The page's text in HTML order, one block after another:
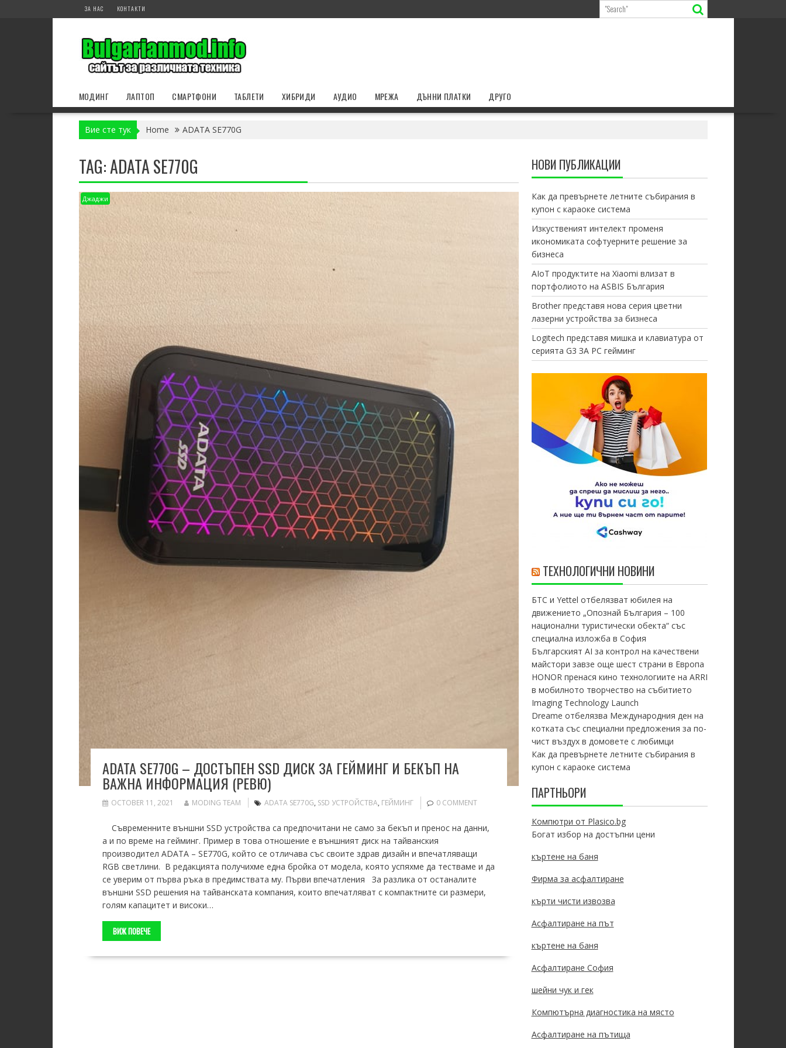
ЗА НАС КОНТАКТИ
МОДИНГ ЛАПТОП СМАРТФОНИ ТАБЛЕТИ ХИБРИДИ АУДИО МРЕЖА ДЪННИ ПЛАТКИ ДРУГО
Вие сте тук Home ADATA SE770G
TAG:ADATA SE770G
Джаджи
ADATA SE770G – ДОСТЪПЕН SSD ДИСК ЗА ГЕЙМИНГ И БЕКЪП НА
ВАЖНА ИНФОРМАЦИЯ (РЕВЮ)
OCTOBER 11, 2021 MODING TEAM ADATA SE770G, SSD УСТРОЙСТВА, ГЕЙМИНГ 0 COMMENT
Съвременните външни SSD устройства са предпочитани нe само за бекъп и пренос на данни,
а и по време на гейминг. Пример в това отношение е външният диск на тайванския
производител ADATA – SE770G, който се отличава със своите здрав дизайн и впечатляващи
RGB светлини. В редакцията получихме една бройка от модела, която успяхме да тестваме и да
се уверим от първа ръка в предимствата му. Първи впечатления За разлика от останалите
външни SSD решения на тайванската компания, които впечатляват с компактните си размери,
голям капацитет и високи…
ВИЖ ПОВЕЧЕ
НОВИ ПУБЛИКАЦИИ
Как да превърнете летните събирания в
купон с караоке система
Изкуственият интелект променя
икономиката софтуерните решение за
бизнеса
AIoT продуктите на Xiaomi влизат в
портфолиото на ASBIS България
Brother представя нова серия цветни
лазерни устройства за бизнеса
Logitech представя мишка и клавиатура от
серията G3 ЗА PC гейминг
ТЕХНОЛОГИЧНИ НОВИНИ
БТС и Yettel отбелязват юбилея на
движението „Опознай България – 100
национални туристически обекта“ със
специална изложба в София
Българският AI за контрол на качествени
майстори завзе още шест страни в Европа
HONOR пренася кино технологиите на ARRI
в мобилното творчество на събитието
Imaging Technology Launch
Dreame отбелязва Международния ден на
котката със специални предложения за по-
чист въздух в домовете с любимци
Как да превърнете летните събирания в
купон с караоке система
ПАРТНЬОРИ
Компютри от Plasico.bg
Богат избор на достъпни цени
къртене на баня
Фирма за асфалтиране
кърти чисти извозва
Асфалтиране на път
къртене на баня
Асфалтиране София
шейни чук и гек
Компютърна диагностика на място
Асфалтиране на пътища